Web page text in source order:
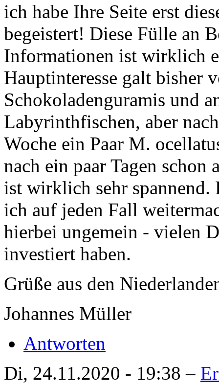
ich habe Ihre Seite erst
begeistert! Diese Fülle an
Informationen ist wirklich
Hauptinteresse galt bisher
Schokoladenguramis und
Labyrinthfischen, aber
Woche ein Paar M.
nach ein paar Tagen
ist wirklich sehr spannend.
ich auf jeden Fall
hierbei ungemein - vielen
investiert haben.
Grüße aus den
Johannes Müller
Antworten
Di, 24.11.2020 - 19:38 –